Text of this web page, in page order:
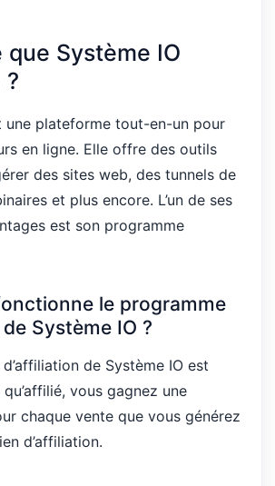
que Système IO
une plateforme tout-en-un pour
en ligne. Elle offre des outils
des sites web, des tunnels de
et plus encore. L’un de ses
est son programme
le programme
Système IO ?
de Système IO est
vous gagnez une
chaque vente que vous générez
d’affiliation.